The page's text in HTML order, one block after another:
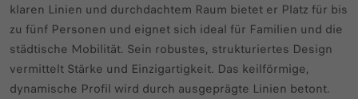
klaren Linien und durchdachtem Raum bietet er Platz für bis
zu fünf Personen und eignet sich ideal für Familien und die
städtische Mobilität. Sein robustes, strukturiertes Design
vermittelt Stärke und Einzigartigkeit. Das keilförmige,
dynamische Profil wird durch ausgeprägte Linien betont.